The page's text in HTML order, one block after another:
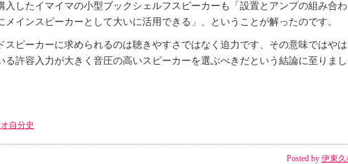
入したイマイマの小型ブックシェルフスピーカーも「設置とアンプの組み合わ
インスピーカーとして大いに活用できる」、ということが解ったのです。
スピーカーに求められるのは聴きやすさではなく迫力です、その意味ではやは
る許容入力が大きく音圧の高いスピーカーを選ぶべきだという結論に至りまし
自分史
Posted by 伊東